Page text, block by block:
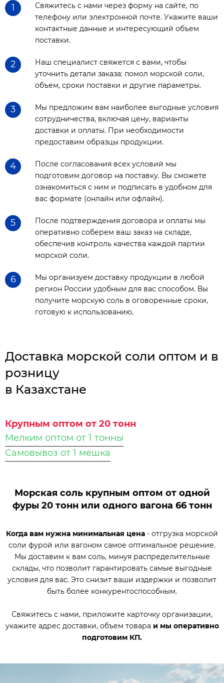
1
Свяжитесь с нами через форму на сайте, по
телефону или электронной почте. Укажите ваши
контактные данные и интересующий объем
поставки.
2
Наш специалист свяжется с вами, чтобы
уточнить детали заказа: помол морской соли,
объем, сроки поставки и другие параметры.
3
Мы предложим вам наиболее выгодные условия
сотрудничества, включая цену, варианты
доставки и оплаты. При необходимости
предоставим образцы продукции.
4
После согласования всех условий мы
подготовим договор на поставку. Вы сможете
ознакомиться с ним и подписать в удобном для
вас формате (онлайн или офлайн).
5
После подтверждения договора и оплаты мы
оперативно соберем ваш заказ на складе,
обеспечив контроль качества каждой партии
морской соли.
6
Мы организуем доставку продукции в любой
регион России удобным для вас способом. Вы
получите морскую соль в оговоренные сроки,
готовую к использованию.
Доставка морской соли оптом и в
розницу
в Казахстане
Крупным оптом от 20 тонн
Мелким оптом от 1 тонны
Самовывоз от 1 мешка
Морская соль крупным оптом от одной
фуры 20 тонн или одного вагона 66 тонн
Когда вам нужна минимальная цена - отгрузка морской
соли фурой или вагоном самое оптимальное решение.
Мы доставим к вам соль, минуя распределительные
склады, что позволит гарантировать самые выгодные
условия для вас. Это снизит ваши издержки и позволит
быть более конкурентоспособным.
Свяжитесь с нами, приложите карточку организации,
укажите адрес доставки, объем товара и мы оперативно
подготовим КП.